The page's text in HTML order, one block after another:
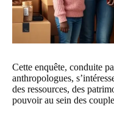
Cette enquête, conduite
anthropologues,
des ressources, des
pouvoir au sein des